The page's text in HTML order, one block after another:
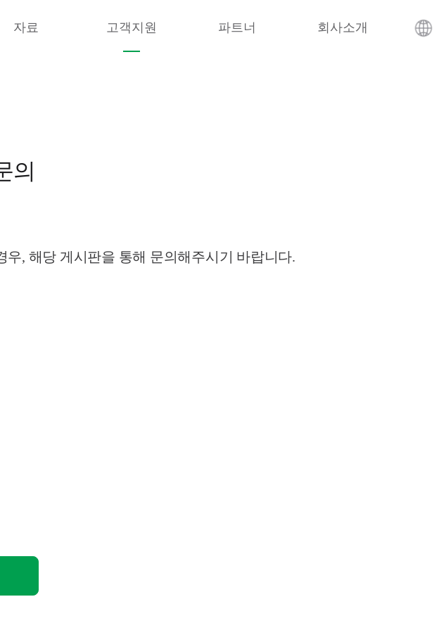
자료 고객지원 파트너 회사소개
의
, 해당 게시판을 통해 문의해주시기 바랍니다.